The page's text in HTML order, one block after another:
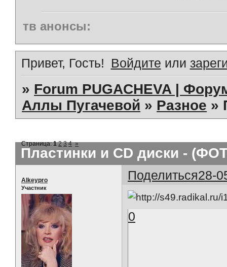
тв анонсы:
Привет, Гость! Войдите или
» Forum PUGACHEVA |
Аллы Пугачевой » Разное »
Пластинки и CD диски -
Страница:1 2 3 4 »
Поделиться28-
Alkeypro
Участник
0